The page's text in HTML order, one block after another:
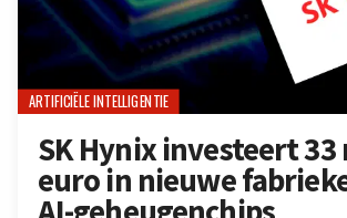
ARTIFICIËLE INTELLIGENTIE
SK Hynix investeert
euro in nieuwe